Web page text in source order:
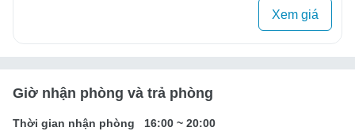
Xem giá
Giờ nhận phòng và trả phòng
Thời gian nhận phòng 16:00 ~ 20:00